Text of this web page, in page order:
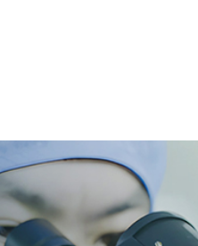
服务优势
快速响应·深度定制